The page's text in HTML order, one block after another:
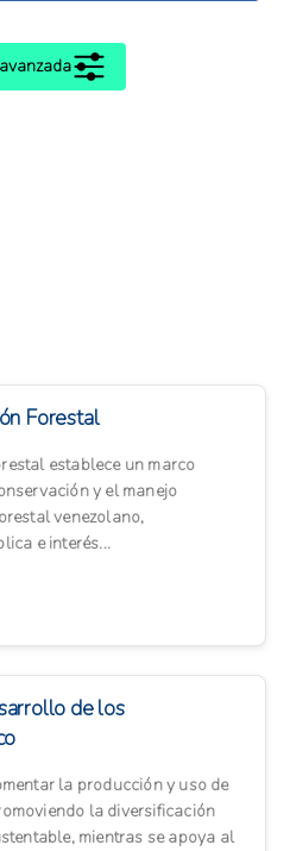
Forestal
establece un marco
y el manejo
venezolano,
e interés...
de los
la producción y uso de
la diversificación
mientras se apoya al